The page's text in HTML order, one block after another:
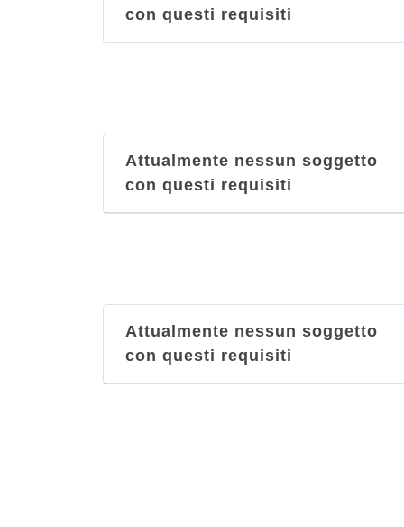
con questi requisiti
Attualmente nessun soggetto
con questi requisiti
Attualmente nessun soggetto
con questi requisiti